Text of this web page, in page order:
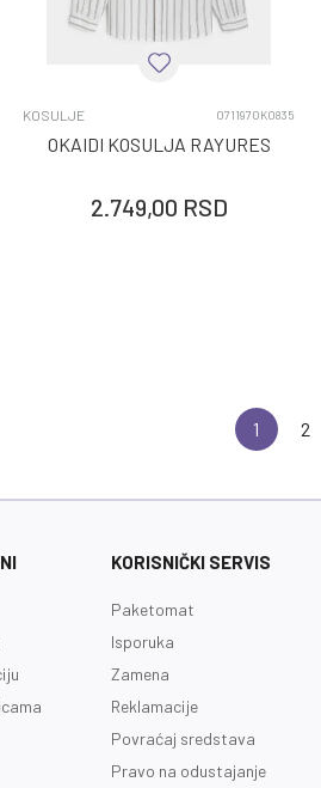
KOSULJE 0711970K0835
OKAIDI KOSULJA RAYURES
2.749,00 RSD
1 2
KORISNIČKI SERVIS
Paketomat
Isporuka
Zamena
Reklamacije
Povraćaj sredstava
Pravo na odustajanje